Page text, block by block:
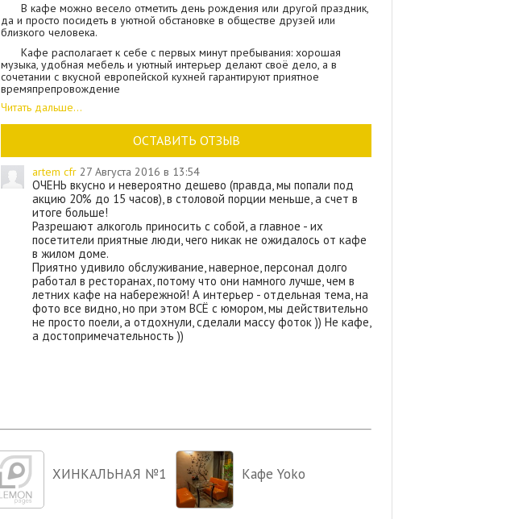
В кафе можно весело отметить день рождения или другой праздник,
да и просто посидеть в уютной обстановке в обществе друзей или
близкого человека.
Кафе располагает к себе с первых минут пребывания: хорошая
музыка, удобная мебель и уютный интерьер делают своё дело, а в
сочетании с вкусной европейской кухней гарантируют приятное
времяпрепровождение
Отличительной чертой заведения является тема «По Фрейду»: в
меню кафе необычные названия блюд, а в ожидании заказа Вам
предложат оригинальную литературу или весёлые настольные игры, если
Ещё одной изюминкой кафе является оригинальная селфи-
атрибутика, НО это сюрприз, придите и проверьте всё сами! Наше кафе
для людей от 18 до 99 лет. Посетите самое оригинальное заведение
Ялты, Вы останетесь довольны и вернётесь к нам ещё не раз!
#КАФЕ69 – НЕБАНАЛЬНОЕ КАФЕ ДЛЯ ТЕБЯ!
Читать дальше...
ОСТАВИТЬ ОТЗЫВ
artem cfr 27 Августа 2016 в 13:54
ОЧЕНЬ вкусно и невероятно дешево (правда, мы попали под
акцию 20% до 15 часов), в столовой порции меньше, а счет в
итоге больше!
Разрешают алкоголь приносить с собой, а главное - их
посетители приятные люди, чего никак не ожидалось от кафе
в жилом доме.
Приятно удивило обслуживание, наверное, персонал долго
работал в ресторанах, потому что они намного лучше, чем в
летних кафе на набережной! А интерьер - отдельная тема, на
фото все видно, но при этом ВСЁ с юмором, мы действительно
не просто поели, а отдохнули, сделали массу фоток )) Не кафе,
а достопримечательность ))
ХИНКАЛЬНАЯ №1 Кафе Yoko